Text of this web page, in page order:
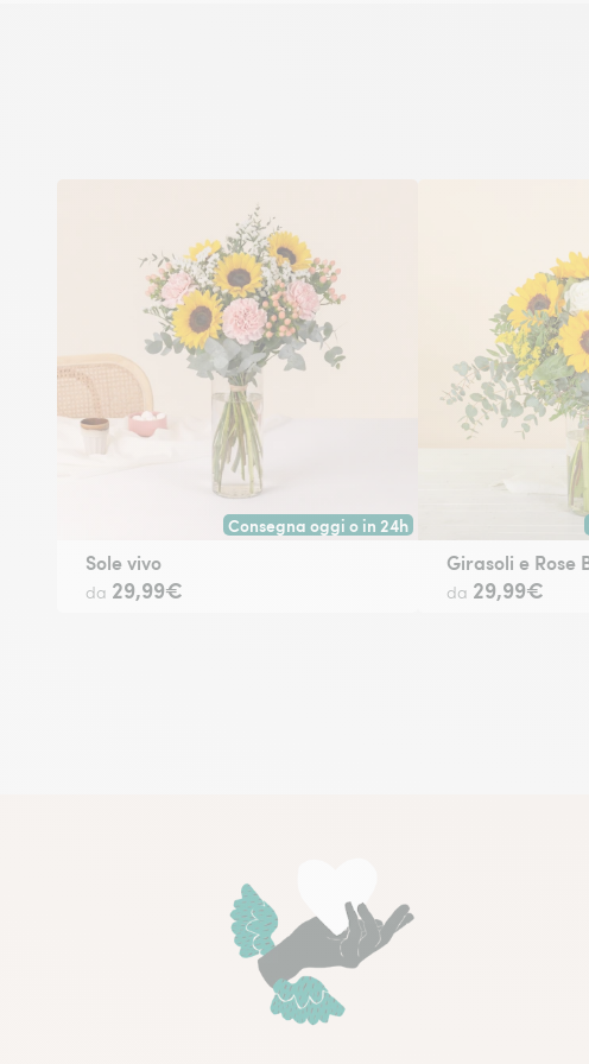
Consegna oggi o in 24h
Consegna a mano oggi tramite fiorista nelle
Sole vivo
da 29,99€
Girasoli e Rose
da 29,99€